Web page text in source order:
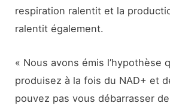
respiration ralentit et la
ralentit également.
« Nous avons émis l’hypothèse
produisez à la fois du NAD+ et
pouvez pas vous débarrasser de